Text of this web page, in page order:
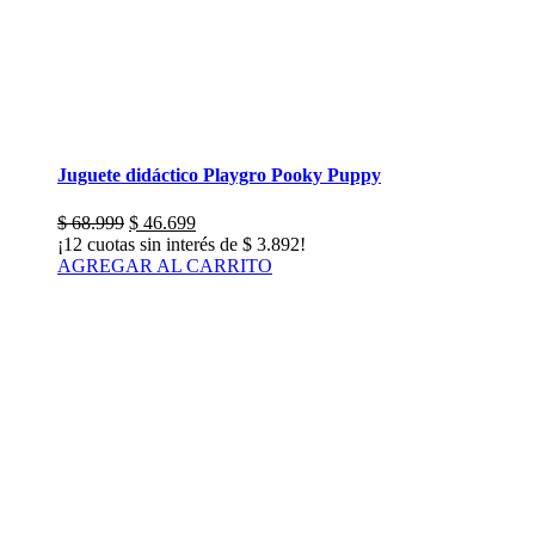
Juguete didáctico Playgro Pooky Puppy
$68.999 El
precio
original
$ 46.699El
precio
actual
¡12 cuotas sin interés de $ 3.892!
AGREGAR AL CARRITO